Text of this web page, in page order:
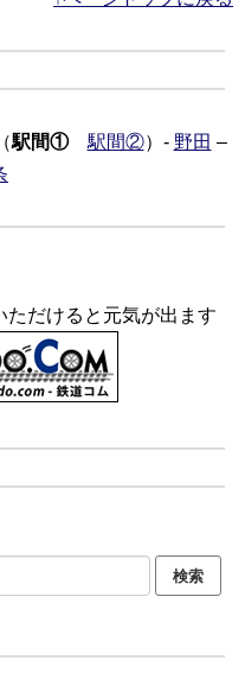
駅間① 駅間②）- 野田 –
ただけると元気が出ます